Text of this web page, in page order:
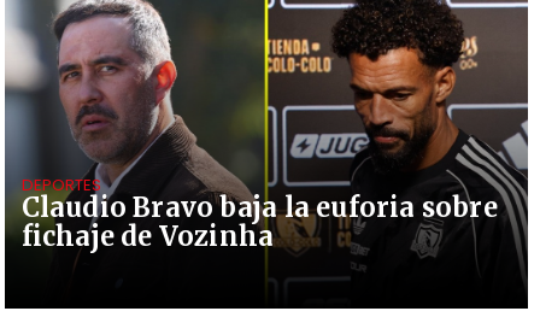
Claudio Bravo baja la euforia sobre
fichaje de Vozinha
DEPORTES